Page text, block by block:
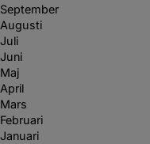
September
Augusti
Juli
Juni
Maj
April
Mars
Februari
Januari